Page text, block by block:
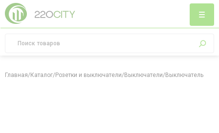
Главная/Каталог/Розетки и выключатели/Выключатели/Выключатель с